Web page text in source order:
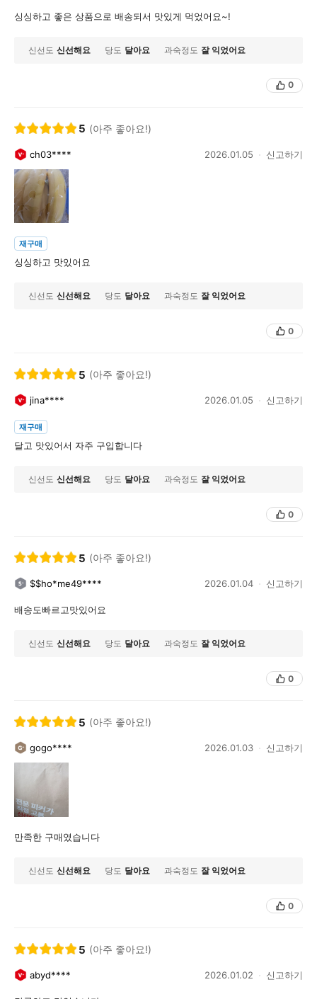
싱싱하고 좋은 상품으로 배송되서 맛있게 먹었어요~!
신선도 신선해요 당도 달아요 과숙정도 잘 익었어요
0
5 (아주 좋아요!)
ch03**** 2026.01.05 신고하기
재구매
신선도 신선해요 당도 달아요 과숙정도 잘 익었어요
0
5 (아주 좋아요!)
jina**** 2026.01.05 신고하기
재구매
달고 맛있어서 자주 구입합니다
신선도 신선해요 당도 달아요 과숙정도 잘 익었어요
0
5 (아주 좋아요!)
$$ho*me49**** 2026.01.04 신고하기
배송도빠르고맛있어요
신선도 신선해요 당도 달아요 과숙정도 잘 익었어요
0
5 (아주 좋아요!)
gogo**** 2026.01.03 신고하기
만족한 구매였습니다
신선도 신선해요 당도 달아요 과숙정도 잘 익었어요
0
5 (아주 좋아요!)
abyd**** 2026.01.02 신고하기